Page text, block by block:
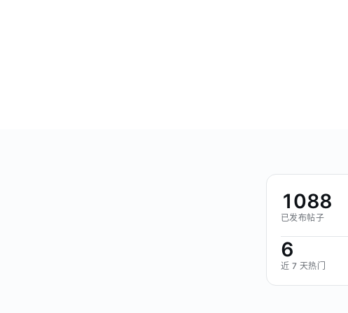
1088
已发布帖子
6
近 7 天热门